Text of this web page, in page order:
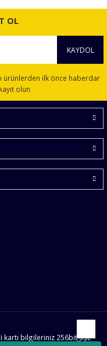
ve diğer
öneri formunu
OL
KAYDOL
ürünlerden ilk önce haberdar
olun
kartı bilgileriniz 256bit SSL
Yukarı